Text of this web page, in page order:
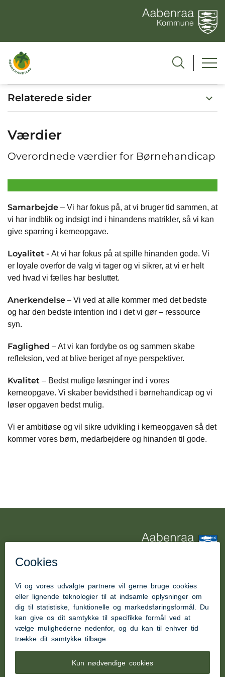
Relaterede sider
Værdier
Overordnede værdier for Børnehandicap
Samarbejde – Vi har fokus på, at vi bruger tid sammen, at
vi har indblik og indsigt ind i hinandens matrikler, så vi kan
give sparring i kerneopgave.
Loyalitet - At vi har fokus på at spille hinanden gode. Vi
er loyale overfor de valg vi tager og vi sikrer, at vi er helt
ved hvad vi fælles har besluttet.
Anerkendelse – Vi ved at alle kommer med det bedste
og har den bedste intention ind i det vi gør – ressource
syn.
Faglighed – At vi kan fordybe os og sammen skabe
refleksion, ved at blive beriget af nye perspektiver.
Kvalitet – Bedst mulige løsninger ind i vores
kerneopgave. Vi skaber bevidsthed i børnehandicap og vi
løser opgaven bedst mulig.
Vi er ambitiøse og vil sikre udvikling i kerneopgaven så det
kommer vores børn, medarbejdere og hinanden til gode.
Børnehandicapområdet Aabenraa
Kom hurtigt til
Kontakt Børneinstitutionen Posekær